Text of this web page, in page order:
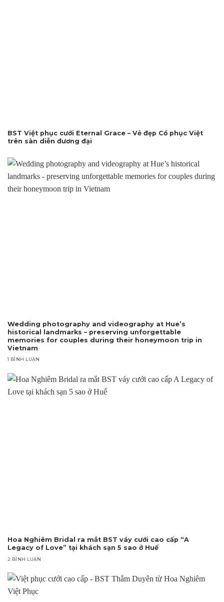
BST Việt phục cưới Eternal Grace – Vẻ đẹp Cổ phục Việt
trên sàn diễn đương đại
Wedding photography and videography at Hue’s
historical landmarks – preserving unforgettable
memories for couples during their honeymoon trip in
Vietnam
1 BÌNH LUẬN
Hoa Nghiêm Bridal ra mắt BST váy cưới cao cấp “A
Legacy of Love” tại khách sạn 5 sao ở Huế
2 BÌNH LUẬN